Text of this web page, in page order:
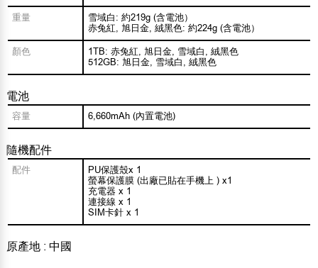
重量
雪域白: 約219g (含電池）
赤兔紅, 旭日金, 絨黑色: 約224g (含電池）
顏色
1TB: 赤兔紅, 旭日金, 雪域白, 絨黑色
512GB: 旭日金, 雪域白, 絨黑色
電池
容量 6,660mAh (內置電池)
隨機配件
配件
PU保護殼x 1
螢幕保護膜 (出廠已貼在手機上 ) x1
充電器 x 1
連接線 x 1
SIM卡針 x 1
原產地 : 中國